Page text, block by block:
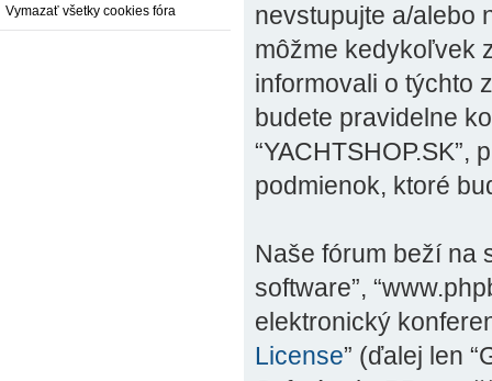
Vymazať všetky cookies fóra
nevstupujte a/alebo
môžme kedykoľvek
informovali o týchto
budete pravidelne
podmienok, ktoré
Naše fórum beží na
software”,
elektronický
License” (ďalej len